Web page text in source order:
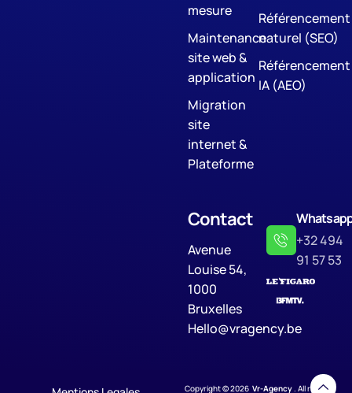
mesure
Maintenance
site web &
application
Migration
site
internet &
Plateforme
Référencement
naturel (SEO)
Référencement
IA (AEO)
Contact
Avenue
Louise 54,
1000
Bruxelles
Hello@vragency.be
+32 494
91 57 53
Copyright © 2026 Vr-Agency. All rights